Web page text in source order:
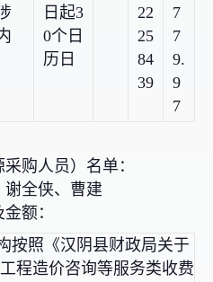
日起3
0个日
历日
22
25
84
39
7
7
9.
9
7
购人员）名单：
谢全侠、曹建
额：
按照《汉阴县财政局关于
程造价咨询等服务类收费